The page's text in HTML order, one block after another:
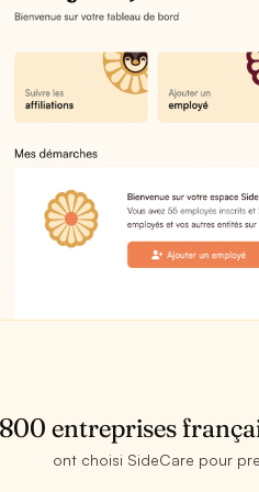
entreprises
ont choisi SideCare pour